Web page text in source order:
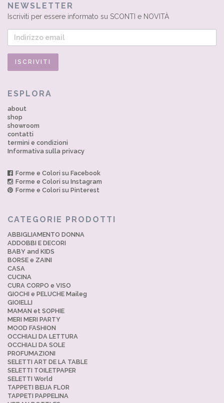
NEWSLETTER
Iscriviti per essere informato su SCONTI e NOVITÀ
ESPLORA
about
shop
showroom
contatti
termini e condizioni
Informativa sulla privacy
Forme e Colori su Facebook
Forme e Colori su Instagram
Forme e Colori su Pinterest
CATEGORIE PRODOTTI
ABBIGLIAMENTO DONNA
ADDOBBI E DECORI
BABY and KIDS
BORSE e ZAINI
CASA
CUCINA
CURA CORPO e VISO
GIOCHI e PELUCHE Maileg
GIOIELLI
MAMAN et SOPHIE
MERI MERI PARTY
MOOD FASHION
OCCHIALI DA LETTURA
OCCHIALI DA SOLE
PROFUMAZIONI
SELETTI ART DE LA TABLE
SELETTI TOILETPAPER
SELETTI World
TAPPETI BEIJA FLOR
TAPPETI PAPPELINA